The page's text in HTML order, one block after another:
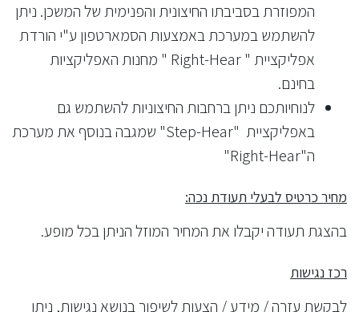
המפוזרת בסביבתו החיצונית והפנימית של המשכן. ניתן
להשתמש במערכת באמצעות הסמארטפון ע"י הורדת
אפליקציית " Right-Hear " מחנות האפליקציות
בחינם.
לנוחיותכם ניתן ברחבות החיצוניות להשתמש גם
באפליקציית "Step-Hear" שמגבה בנוסף את מערכת
ה"Right-Hear"
מחיר כרטיס לבעלי תעודת נכה:
בהצגת תעודה יקבלו את המחיר המוזל הניתן בכל מופע.
רכז נגישות
לבקשת עזרה / מידע / הצעות לשיפור בנושא נגישות, ניתן